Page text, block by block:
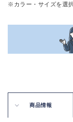
※カラー・サイズを選
商品情報